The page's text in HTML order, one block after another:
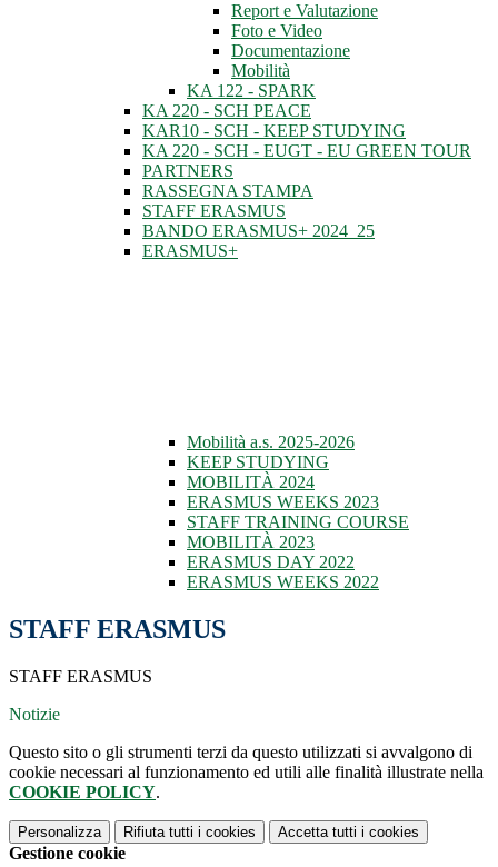
Report e Valutazione
Foto e Video
Documentazione
Mobilità
KA 122 - SPARK
KA 220 - SCH PEACE
KAR10 - SCH - KEEP STUDYING
KA 220 - SCH - EUGT - EU GREEN TOUR
PARTNERS
RASSEGNA STAMPA
STAFF ERASMUS
BANDO ERASMUS+ 2024_25
ERASMUS+
Mobilità a.s. 2025-2026
KEEP STUDYING
MOBILITÀ 2024
ERASMUS WEEKS 2023
STAFF TRAINING COURSE
MOBILITÀ 2023
ERASMUS DAY 2022
ERASMUS WEEKS 2022
STAFF ERASMUS
STAFF ERASMUS
Notizie
Questo sito o gli strumenti terzi da questo utilizzati si avvalgono di
cookie necessari al funzionamento ed utili alle finalità illustrate nella
COOKIE POLICY.
Personalizza Rifiuta tutti i cookies Accetta tutti i cookies
Gestione cookie